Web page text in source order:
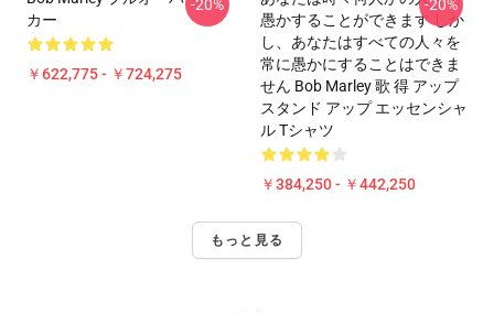
カー
￥622,775 - ￥724,275
-20%
愚かすることができます しか
し、あなたはすべての人々を
常に愚かにすることはできま
せん Bob Marley 歌 得 アップ
スタンド アップ エッセンシャ
ル Tシャツ
￥384,250 - ￥442,250
-20%
もっと見る